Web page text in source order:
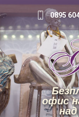
0895
офис
над